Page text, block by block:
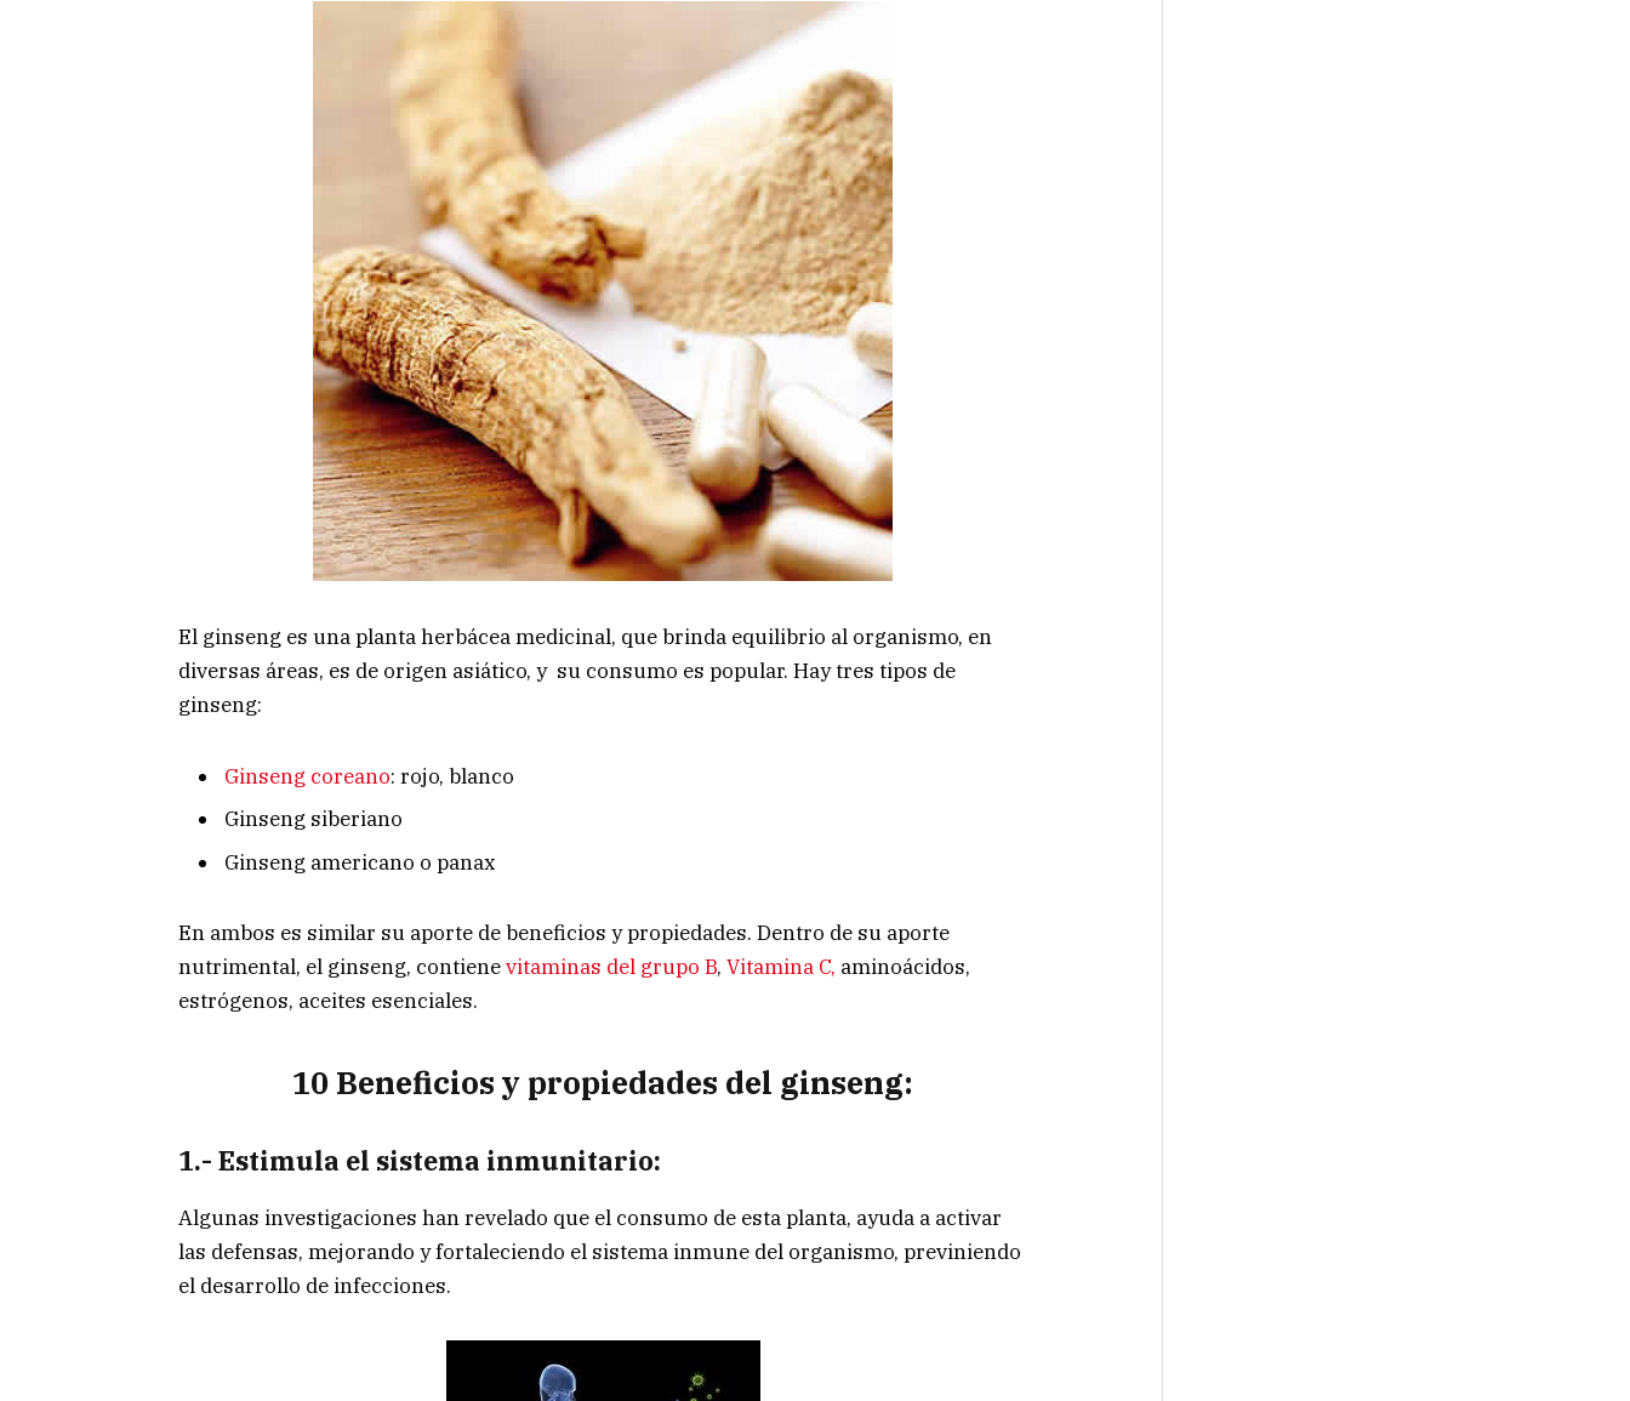
El ginseng es una planta herbácea medicinal, que brinda equilibrio al organismo, en
diversas áreas, es de origen asiático, y su consumo es popular. Hay tres tipos de
ginseng:
Ginseng coreano: rojo, blanco
Ginseng siberiano
Ginseng americano o panax
En ambos es similar su aporte de beneficios y propiedades. Dentro de su aporte
nutrimental, el ginseng, contienevitaminas del grupo B, Vitamina C, aminoácidos,
estrógenos, aceites esenciales.
10 Beneficios y propiedades del ginseng:
1.- Estimula el sistema inmunitario:
Algunas investigaciones han revelado que el consumo de esta planta, ayuda a activar
las defensas, mejorando y fortaleciendo el sistema inmune del organismo, previniendo
el desarrollo de infecciones.